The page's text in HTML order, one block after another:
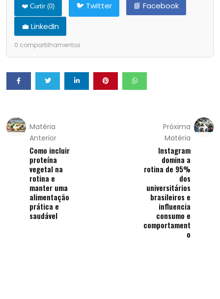
❤️ Curtir (0) 🐦 Twitter
📘 Facebook
💼 LinkedIn
0 compartilhamentos
Matéria
Anterior
Como incluir
proteína
vegetal na
rotina e
manter uma
alimentação
prática e
saudável
Próxima
Matéria
Instagram
domina a
rotina de 95%
dos
universitários
brasileiros e
influencia
consumo e
comportament
o